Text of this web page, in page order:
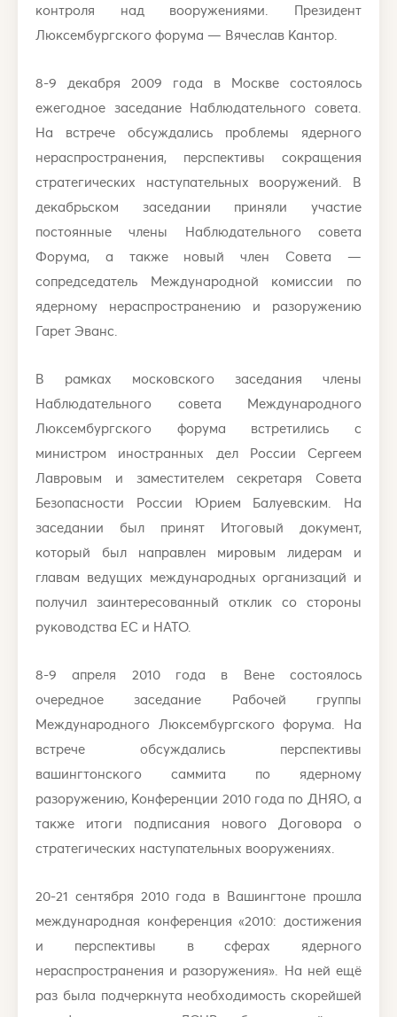
контроля над вооружениями. Президент
Люксембургского форума — Вячеслав Кантор.
8-9 декабря 2009 года в Москве состоялось
ежегодное заседание Наблюдательного совета.
На встрече обсуждались проблемы ядерного
нераспространения, перспективы сокращения
стратегических наступательных вооружений. В
декабрьском заседании приняли участие
постоянные члены Наблюдательного совета
Форума, а также новый член Совета —
сопредседатель Международной комиссии по
ядерному нераспространению и разоружению
Гарет Эванс.
В рамках московского заседания члены
Наблюдательного совета Международного
Люксембургского форума встретились с
министром иностранных дел России Сергеем
Лавровым и заместителем секретаря Совета
Безопасности России Юрием Балуевским. На
заседании был принят Итоговый документ,
который был направлен мировым лидерам и
главам ведущих международных организаций и
получил заинтересованный отклик со стороны
руководства ЕС и НАТО.
8-9 апреля 2010 года в Вене состоялось
очередное заседание Рабочей группы
Международного Люксембургского форума. На
встрече обсуждались перспективы
вашингтонского саммита по ядерному
разоружению, Конференции 2010 года по ДНЯО, а
также итоги подписания нового Договора о
стратегических наступательных вооружениях.
20-21 сентября 2010 года в Вашингтоне прошла
международная конференция «2010: достижения
и перспективы в сферах ядерного
нераспространения и разоружения». На ней ещё
раз была подчеркнута необходимость скорейшей